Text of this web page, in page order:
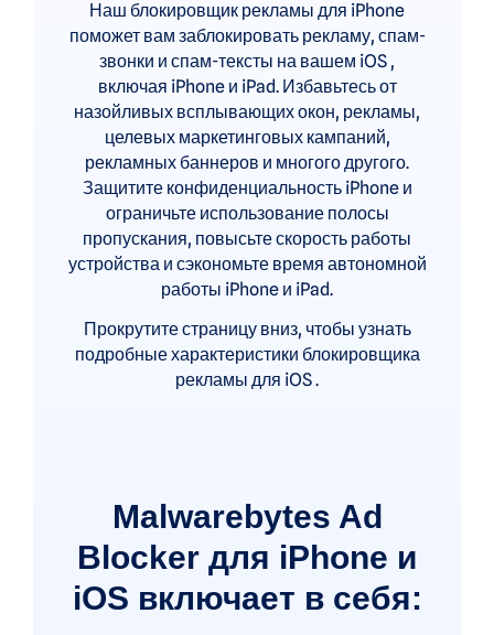
Наш блокировщик рекламы для iPhone
поможет вам заблокировать рекламу, спам-
звонки и спам-тексты на вашем iOS ,
включая iPhone и iPad. Избавьтесь от
назойливых всплывающих окон, рекламы,
целевых маркетинговых кампаний,
рекламных баннеров и многого другого.
Защитите конфиденциальность iPhone и
ограничьте использование полосы
пропускания, повысьте скорость работы
устройства и сэкономьте время автономной
работы iPhone и iPad.
Прокрутите страницу вниз, чтобы узнать
подробные характеристики блокировщика
рекламы для iOS .
Malwarebytes Ad
Blocker для iPhone и
iOS включает в себя: